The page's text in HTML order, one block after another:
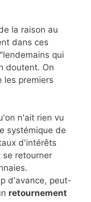
la raison au
dans ces
qui
doutent. On
les premiers
n'ait rien vu
systémique de
d'intérêts
se retourner
d'avance, peut-
retournement